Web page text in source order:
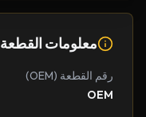
معلومات القطعة
رقم القطعة (OEM)
OEM